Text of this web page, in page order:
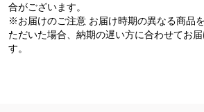
合がございます。
※お届けのご注意 お届け時期の異なる商品
ただいた場合、納期の遅い方に合わせてお
す。